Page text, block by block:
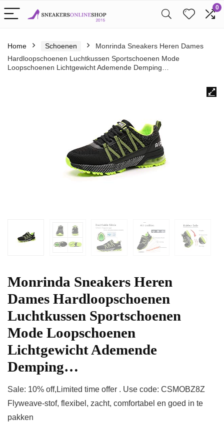
0
Home Schoenen
Monrinda Sneakers Heren Dames
Hardloopschoenen Luchtkussen Sportschoenen Mode
Loopschoenen Lichtgewicht Ademende Demping…
Monrinda Sneakers Heren
Dames Hardloopschoenen
Luchtkussen Sportschoenen
Mode Loopschoenen
Lichtgewicht Ademende
Demping…
Sale: 10% off,Limited time offer . Use code: CSMOBZ8Z
Flyweave-stof, flexibel, zacht, comfortabel en goed in te
pakken